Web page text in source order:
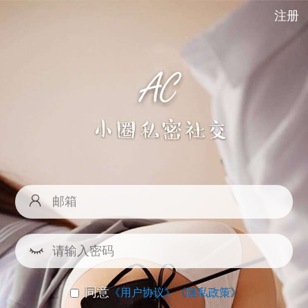
注册
同意《用户协议》《隐私政策》